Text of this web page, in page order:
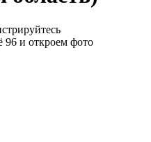
96 и откроем фото